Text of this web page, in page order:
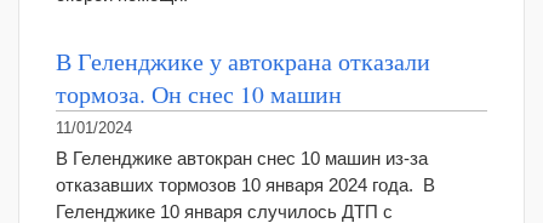
В Геленджике у автокрана отказали
тормоза. Он снес 10 машин
11/01/2024
В Геленджике автокран снес 10 машин из-за
отказавших тормозов 10 января 2024 года. В
Геленджике 10 января случилось ДТП с